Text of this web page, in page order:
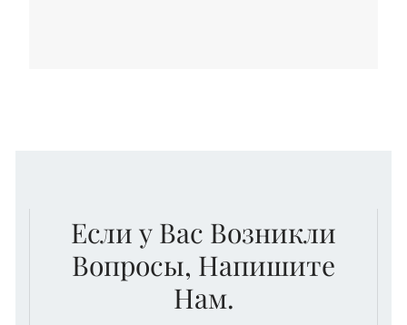
Если у Вас Возникли
Вопросы, Напишите
Нам.